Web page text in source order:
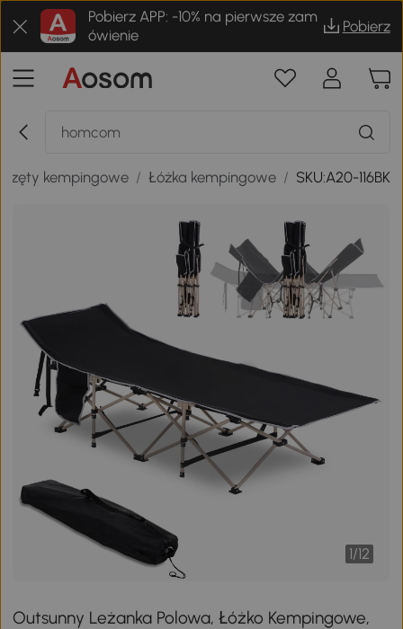
Pobierz APP: -10% na pierwsze zam
ówienie
Pobierz
kempingowe / Łóżka kempingowe / SKU:A20-116BK
1/12
Outsunny Leżanka Polowa, Łóżko Kempingowe,